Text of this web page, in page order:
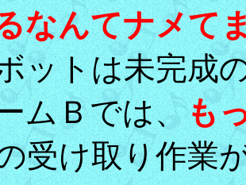
なんてナメて
ットは未完成
ムＢでは、も
受け取り作業